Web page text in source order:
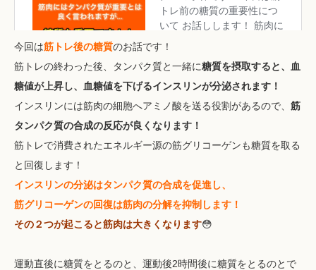
今回は筋トレ後の糖質のお話です！
筋トレの終わった後、タンパク質と一緒に糖質を摂取すると、血
糖値が上昇し、血糖値を下げるインスリンが分泌されます！
インスリンには筋肉の細胞へアミノ酸を送る役割があるので、 筋
タンパク質の合成の反応が良くなります！
筋トレで消費されたエネルギー源の筋グリコーゲンも糖質を取る
と回復します！
インスリンの分泌はタンパク質の合成を促進し、
筋グリコーゲンの回復は筋肉の分解を抑制します！
その２つが起こると筋肉は大きくなります😳
運動直後に糖質をとるのと、運動後2時間後に糖質をとるのとで